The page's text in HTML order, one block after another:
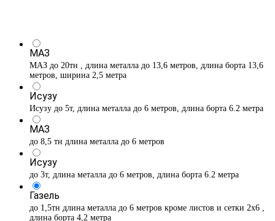
МАЗ
МАЗ до 20тн , длина металла до 13,6 метров, длина борта 13,6
метров, ширина 2,5 метра
Исузу
Исузу до 5т, длина металла до 6 метров, длина борта 6.2 метра
МАЗ
до 8,5 тн длина металла до 6 метров
Исузу
до 3т, длина металла до 6 метров, длина борта 6.2 метра
Газель
до 1,5тн длина металла до 6 метров кроме листов и сетки 2х6 ,
длина борта 4,2 метра